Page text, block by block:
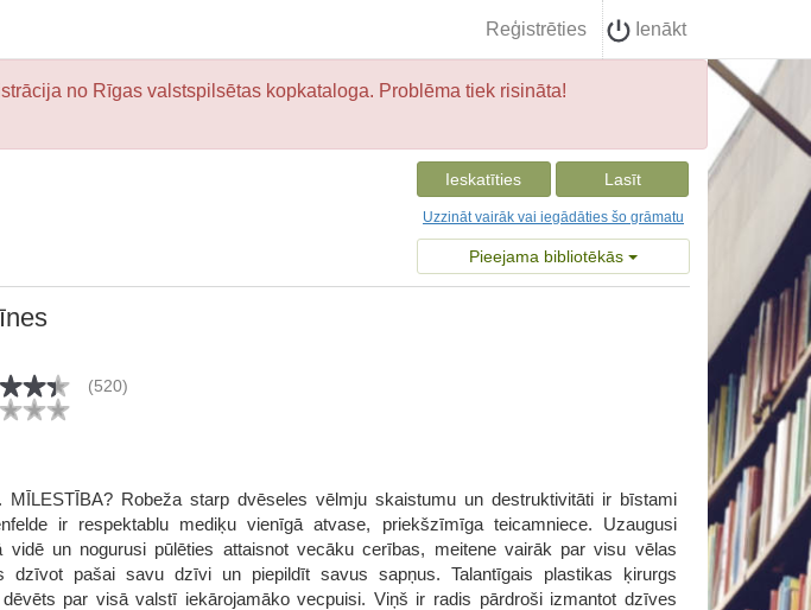
Reģistrēties Ienākt
no Rīgas valstspilsētas kopkataloga. Problēma tiek risināta!
Ieskatīties Lasīt
Uzzināt vairāk vai iegādāties šo grāmatu
Pieejama bibliotēkās
(520)
MĪLESTĪBA? Robeža starp dvēseles vēlmju skaistumu un destruktivitāti ir bīstami
ir respektablu mediķu vienīgā atvase, priekšzīmīga teicamniece. Uzaugusi
vidē un nogurusi pūlēties attaisnot vecāku cerības, meitene vairāk par visu vēlas
dzīvot pašai savu dzīvi un piepildīt savus sapņus. Talantīgais plastikas ķirurgs
par visā valstī iekārojamāko vecpuisi. Viņš ir radis pārdroši izmantot dzīves